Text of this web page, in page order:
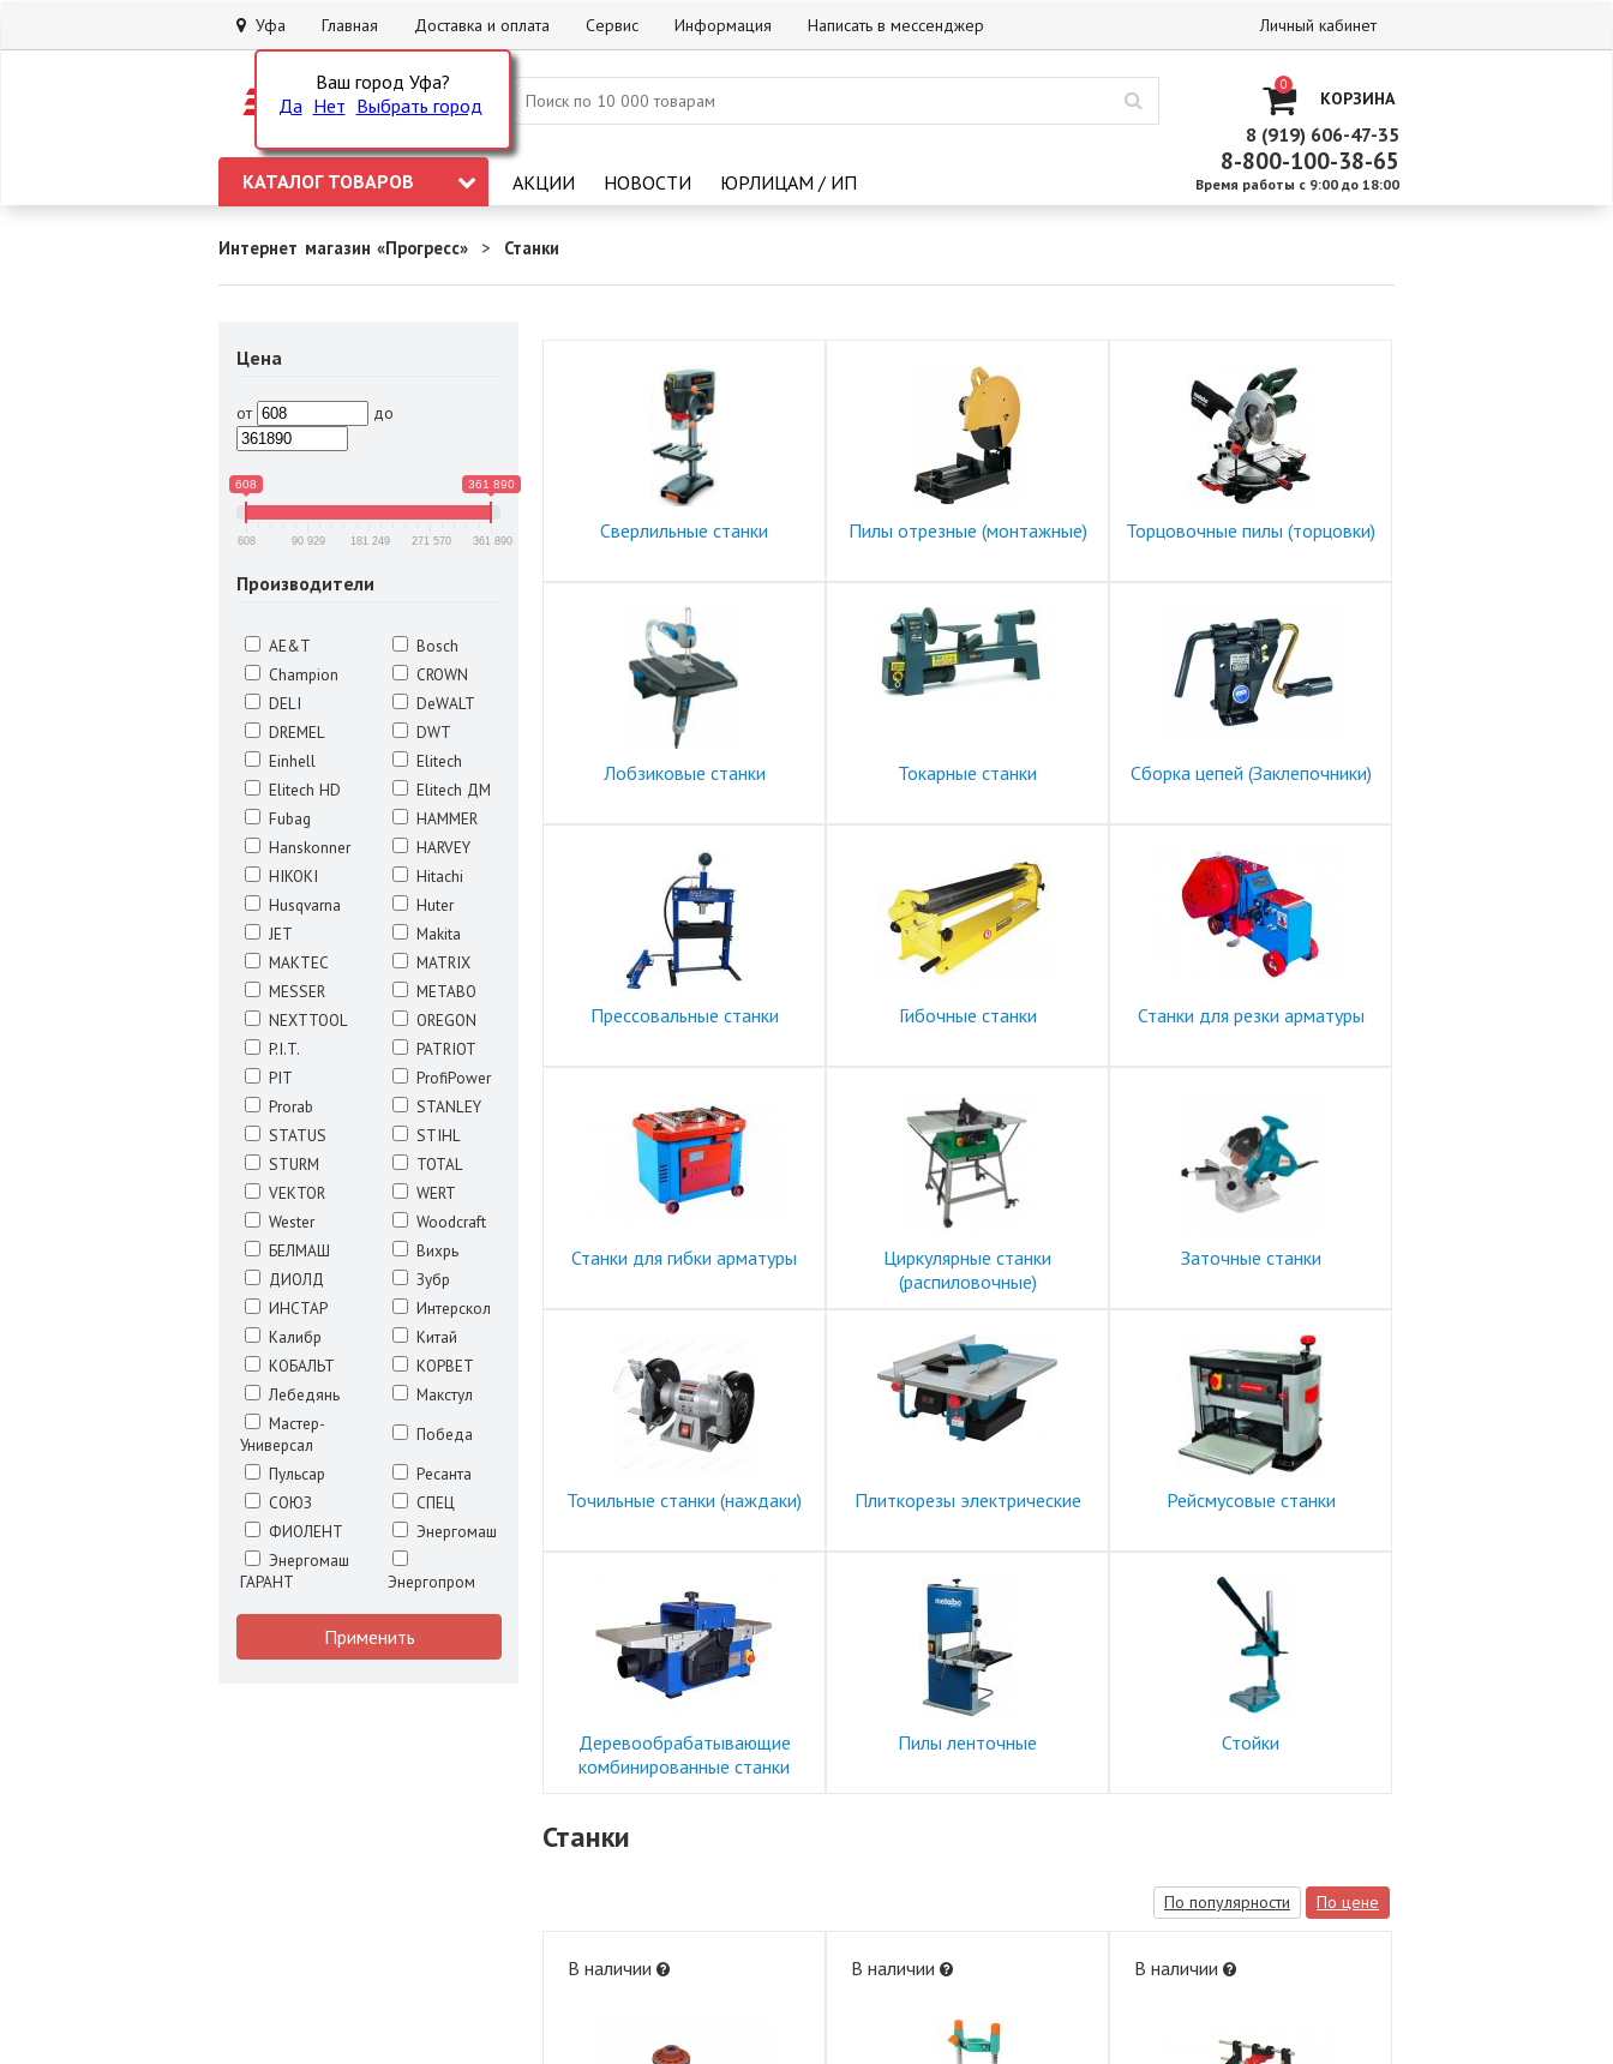
Уфа Главная Доставка и оплата Сервис Информация Написать в мессенджер Личный кабинет
Ваш город Уфа?
Да Нет Выбрать город
0
КОРЗИНА
КАТАЛОГ ТОВАРОВ АКЦИИ НОВОСТИ ЮРЛИЦАМ / ИП
8 (919) 606-47-35
8-800-100-38-65
Время работы с 9:00 до 18:00
Интернет магазин «Прогресс» Станки
Цена
от до
608 361 890
608 90 929 181 249 271 570 361 890
Производители
AE&T
Bosch
Champion
CROWN
DELI
DeWALT
DREMEL
DWT
Einhell
Elitech
Elitech HD
Elitech ДМ
Fubag
HAMMER
Hanskonner
HARVEY
HIKOKI
Hitachi
Husqvarna
Huter
JET
Makita
MAKTEC
MATRIX
MESSER
METABO
NEXTTOOL
OREGON
P.I.T.
PATRIOT
PIT
ProfiPower
Prorab
STANLEY
STATUS
STIHL
STURM
TOTAL
VEKTOR
WERT
Wester
Woodcraft
БЕЛМАШ
Вихрь
ДИОЛД
Зубр
ИНСТАР
Интерскол
Калибр
Китай
КОБАЛЬТ
КОРВЕТ
Лебедянь
Макстул
Мастер-
Универсал
Победа
Пульсар
Ресанта
СОЮЗ
СПЕЦ
ФИОЛЕНТ
Энергомаш
Энергомаш
ГАРАНТ
Энергопром
Применить
Сверлильные станки Пилы отрезные (монтажные) Торцовочные пилы (торцовки)
Лобзиковые станки Токарные станки Сборка цепей (Заклепочники)
Прессовальные станки Гибочные станки Станки для резки арматуры
Станки для гибки арматуры
Циркулярные станки
(распиловочные)
Заточные станки
Точильные станки (наждаки) Плиткорезы электрические Рейсмусовые станки
Деревообрабатывающие
комбинированные станки
Пилы ленточные Стойки
Станки
По популярности По цене
В наличии В наличии В наличии